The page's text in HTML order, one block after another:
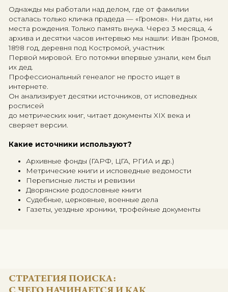
ИСТОРИЯ В ЛИЦАХ: КАК РАБОТАЕТ
ПРОФЕССИОНАЛЬНЫЙ ГЕНЕАЛОГ
Когда вы обращаетесь в генеалогическое
кажется,
Но за этой «простотой» — неделями (а иногда —
месяцами) работы, тоннами архивной пыли и
логики.
Однажды мы работали над делом, где от фамилии
осталась только кличка прадеда — «Громов». Ни
Профессиональный генеалог не просто ищет в
интернете.